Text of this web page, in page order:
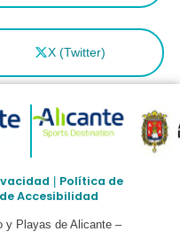
X (Twitter)
Política de
Accesibilidad
y Playas de Alicante –